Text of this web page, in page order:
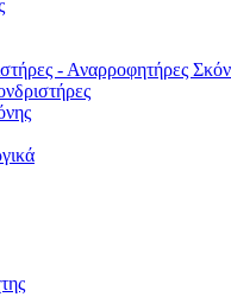
- Αναρροφητήρες